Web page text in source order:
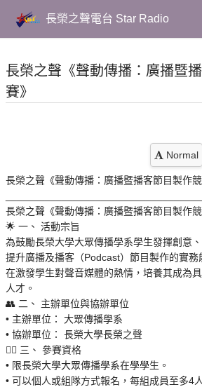
主
容
長榮之聲電台 Star Radio
長榮之聲《聲動傳播：廣播暨
賽》
Normal
長榮之聲《聲動傳播：廣播暨播客節目製作競
長榮之聲《聲動傳播：廣播暨播客節目製作競
🌟 一、 活動宗旨
為鼓勵長榮大學大眾傳播學系學生發揮創意
提升廣播及播客（Podcast）節目製作的實
在激發學生對聲音媒體的熱情，培養其成為
人才。
👥 二、 主辦單位與協辦單位
• 主辦單位： 大眾傳播學系
• 協辦單位： 長榮大學長榮之聲
🙋‍♀️ 三、 參賽資格
• 限長榮大學大眾傳播學系在學學生。
• 可以個人或組隊方式報名，每組成員至多4